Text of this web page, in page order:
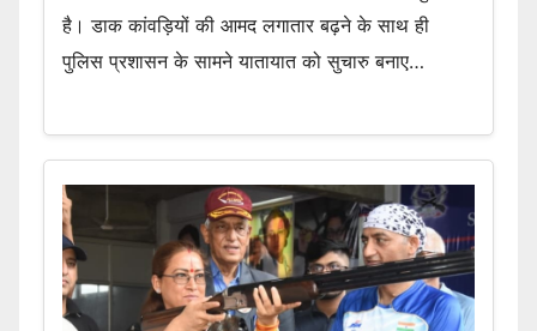
है। डाक कांवड़ियों की आमद लगातार बढ़ने के साथ ही
पुलिस प्रशासन के सामने यातायात को सुचारु बनाए…